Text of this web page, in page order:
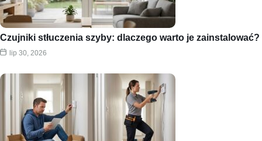
Czujniki stłuczenia szyby: dlaczego warto je zainstalować?
lip 30, 2026